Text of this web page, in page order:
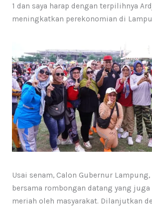
1 dan saya harap dengan terpilihnya
meningkatkan perekonomian di
Usai senam, Calon Gubernur
bersama rombongan datang yang
meriah oleh masyarakat. Dilanjutkan